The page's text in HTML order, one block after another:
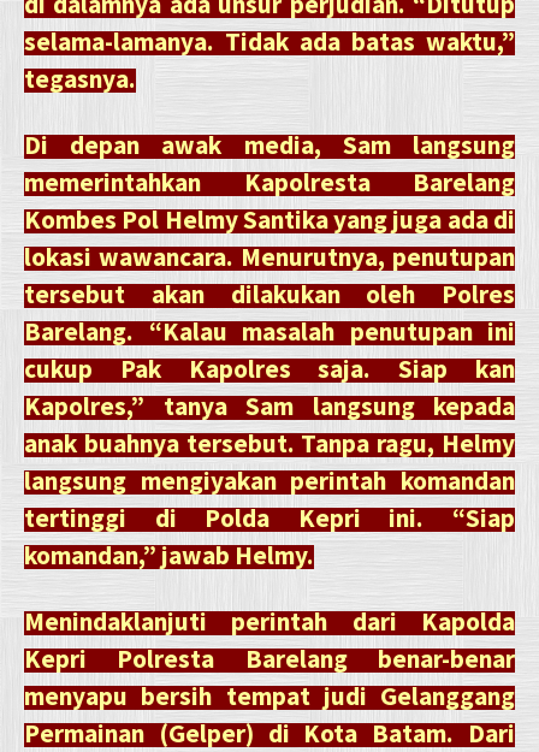
selama-lamanya. Tidak ada batas waktu,”
tegasnya.
Di depan awak media, Sam langsung
memerintahkan Kapolresta Barelang
Kombes Pol Helmy Santika yang juga ada di
lokasi wawancara. Menurutnya, penutupan
tersebut akan dilakukan oleh Polres
Barelang. “Kalau masalah penutupan ini
cukup Pak Kapolres saja. Siap kan
Kapolres,” tanya Sam langsung kepada
anak buahnya tersebut. Tanpa ragu, Helmy
langsung mengiyakan perintah komandan
tertinggi di Polda Kepri ini. “Siap
komandan,” jawab Helmy.
Menindaklanjuti perintah dari Kapolda
Kepri Polresta Barelang benar-benar
menyapu bersih tempat judi Gelanggang
Permainan (Gelper) di Kota Batam. Dari